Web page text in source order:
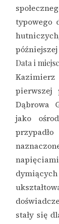
typowego
Data i
pierwszej
Dąbrowa
jako
stały się